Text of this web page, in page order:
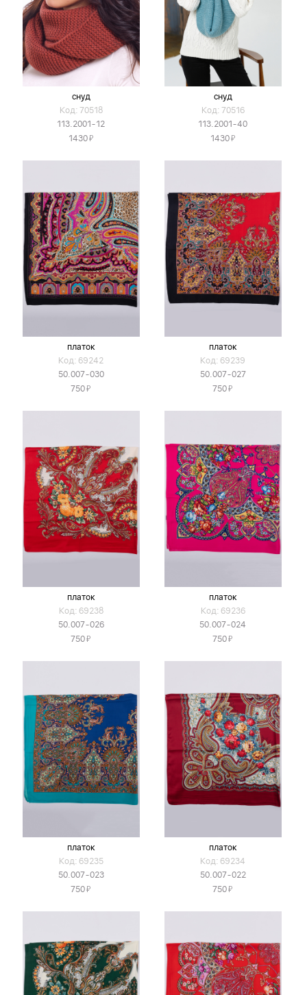
снуд
Код: 70518
113.2001-12
1430Я
снуд
Код: 70516
113.2001-40
1430Я
платок
Код: 69242
50.007-030
750Я
платок
Код: 69239
50.007-027
750Я
платок
Код: 69238
50.007-026
750Я
платок
Код: 69236
50.007-024
750Я
платок
Код: 69235
50.007-023
750Я
платок
Код: 69234
50.007-022
750Я